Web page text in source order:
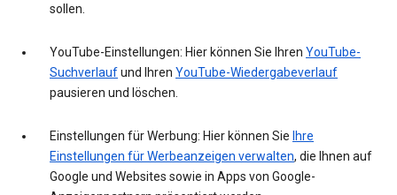
sollen.
YouTube-Einstellungen: Hier können Sie Ihren YouTube-
Suchverlaufund Ihren YouTube-Wiedergabeverlauf
pausieren und löschen.
Einstellungen für Werbung: Hier können Sie Ihre
Einstellungen für Werbeanzeigen verwalten, die Ihnen auf
Google und Websites sowie in Apps von Google-